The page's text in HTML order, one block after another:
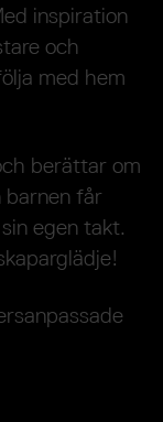
inspiration
och
med hem
berättar om
barnen får
egen takt.